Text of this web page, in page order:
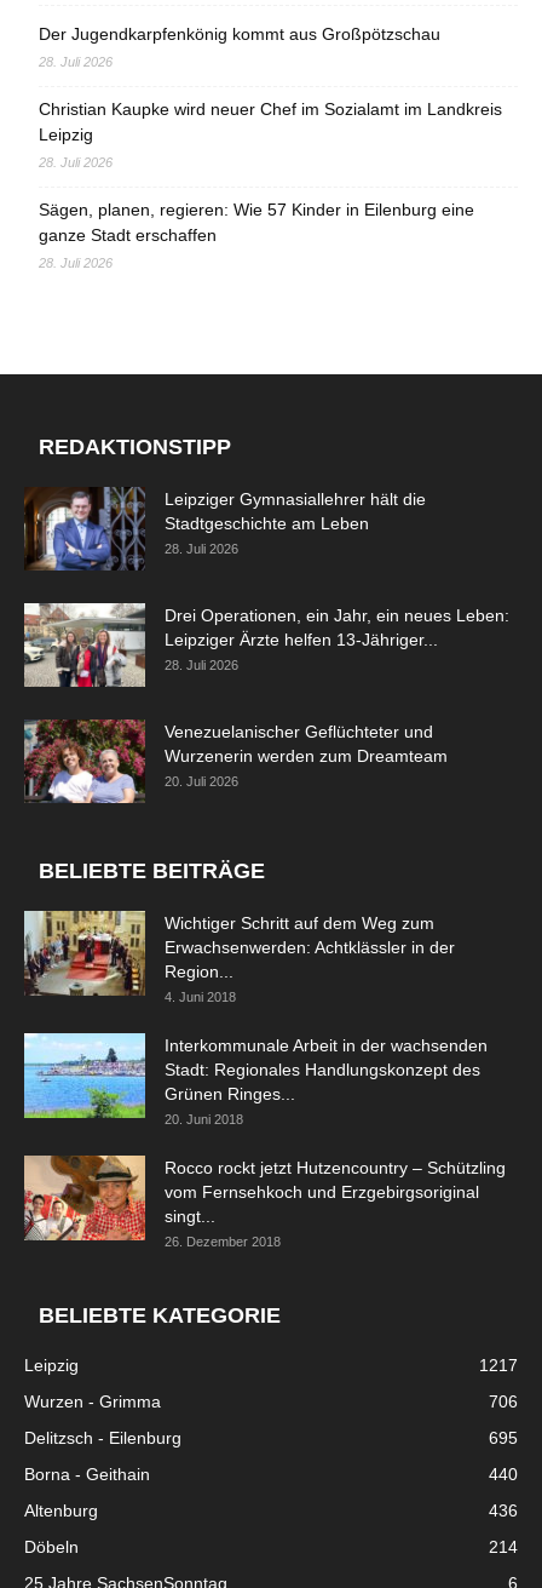
Der Jugendkarpfenkönig kommt aus Großpötzschau
28. Juli 2026
Christian Kaupke wird neuer Chef im Sozialamt im Landkreis
Leipzig
28. Juli 2026
Sägen, planen, regieren: Wie 57 Kinder in Eilenburg eine
ganze Stadt erschaffen
28. Juli 2026
REDAKTIONSTIPP
Leipziger Gymnasiallehrer hält die
Stadtgeschichte am Leben
28. Juli 2026
Drei Operationen, ein Jahr, ein neues Leben:
Leipziger Ärzte helfen 13-Jähriger...
28. Juli 2026
Venezuelanischer Geflüchteter und
Wurzenerin werden zum Dreamteam
20. Juli 2026
BELIEBTE BEITRÄGE
Wichtiger Schritt auf dem Weg zum
Erwachsenwerden: Achtklässler in der
Region...
4. Juni 2018
Interkommunale Arbeit in der wachsenden
Stadt: Regionales Handlungskonzept des
Grünen Ringes...
20. Juni 2018
Rocco rockt jetzt Hutzencountry – Schützling
vom Fernsehkoch und Erzgebirgsoriginal
singt...
26. Dezember 2018
BELIEBTE KATEGORIE
Leipzig
1217
Wurzen - Grimma
706
Delitzsch - Eilenburg
695
Borna - Geithain
440
Altenburg
436
Döbeln
214
25 Jahre SachsenSonntag
6